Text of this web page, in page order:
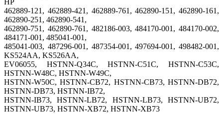
HP
462889-121, 462889-421, 462889-761, 462890-151, 462890-161,
462890-251, 462890-541,
462890-751, 462890-761, 482186-003, 484170-001, 484170-002,
484171-001, 485041-001,
485041-003, 487296-001, 487354-001, 497694-001, 498482-001,
KS524AA, KS526AA,
EV06055, HSTNN-Q34C, HSTNN-C51C, HSTNN-C53C,
HSTNN-W48C, HSTNN-W49C,
HSTNN-W50C, HSTNN-CB72, HSTNN-CB73, HSTNN-DB72,
HSTNN-DB73, HSTNN-IB72,
HSTNN-IB73, HSTNN-LB72, HSTNN-LB73, HSTNN-UB72,
HSTNN-UB73, HSTNN-XB72, HSTNN-XB73